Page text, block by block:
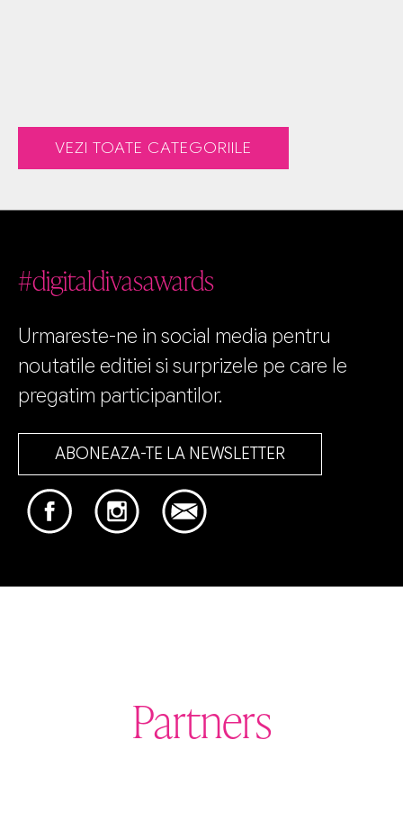
VEZI TOATE CATEGORIILE
#digitaldivasawards
Urmareste-ne in social media pentru
noutatile editiei si surprizele pe care le
pregatim participantilor.
ABONEAZA-TE LA NEWSLETTER
Partners